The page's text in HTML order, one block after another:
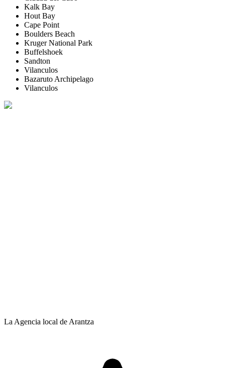
Kalk Bay
Hout Bay
Cape Point
Boulders Beach
Kruger National Park
Buffelshoek
Sandton
Vilanculos
Bazaruto Archipelago
Vilanculos
La Agencia local de Arantza